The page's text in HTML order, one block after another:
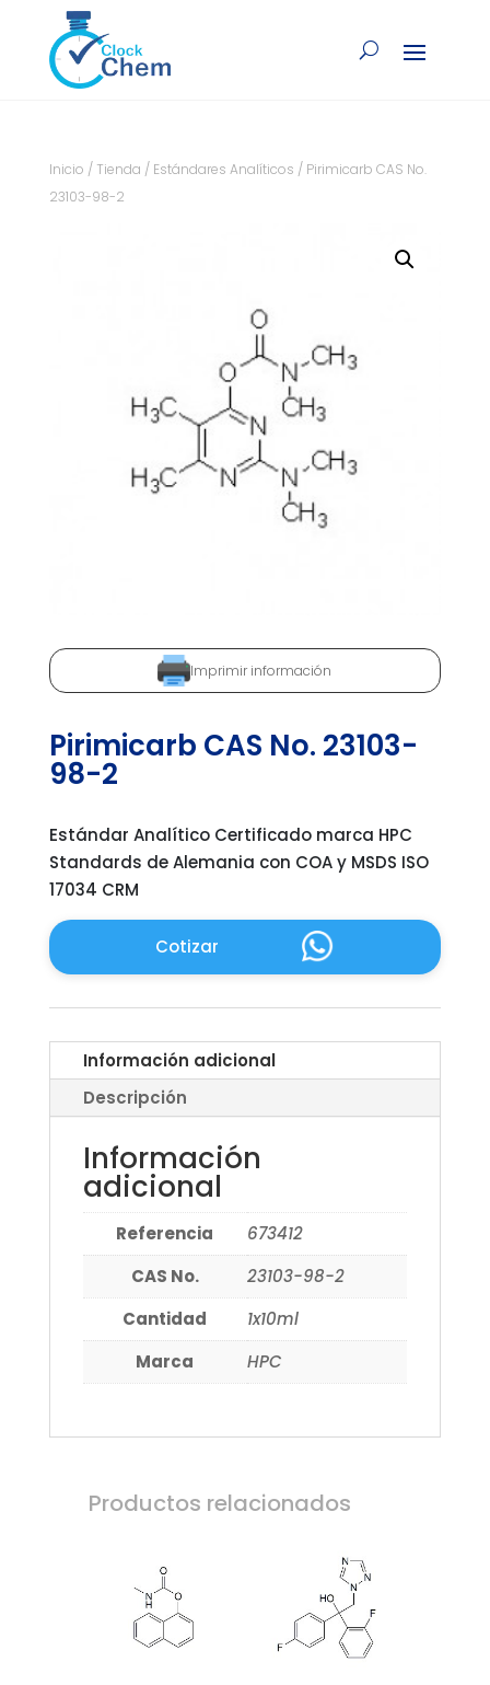
Inicio / Tienda / Estándares Analíticos / Pirimicarb CAS No.
23103-98-2
Imprimir información
Pirimicarb CAS No. 23103-
98-2
Estándar Analítico Certificado marca HPC
Standards de Alemania con COA y MSDS ISO
17034 CRM
Cotizar
Información adicional
Descripción
Información
adicional
Referencia
673412
CAS No.
23103-98-2
Cantidad
1x10ml
Marca
HPC
Productos relacionados